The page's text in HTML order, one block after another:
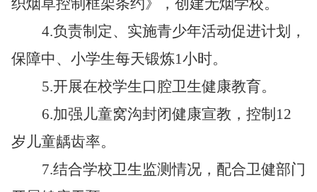
织烟草控制框架条约》，创建无烟学校。
4.负责制定、实施青少年活动促进计划，
保障中、小学生每天锻炼1小时。
5.开展在校学生口腔卫生健康教育。
6.加强儿童窝沟封闭健康宣教，控制12
岁儿童龋齿率。
7.结合学校卫生监测情况，配合卫健部门